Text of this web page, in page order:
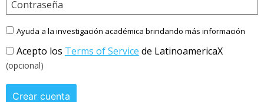
Contraseña
Ayuda a la investigación académica brindando más información
Acepto los Terms of Service de LatinoamericaX
(opcional)
Crear cuenta